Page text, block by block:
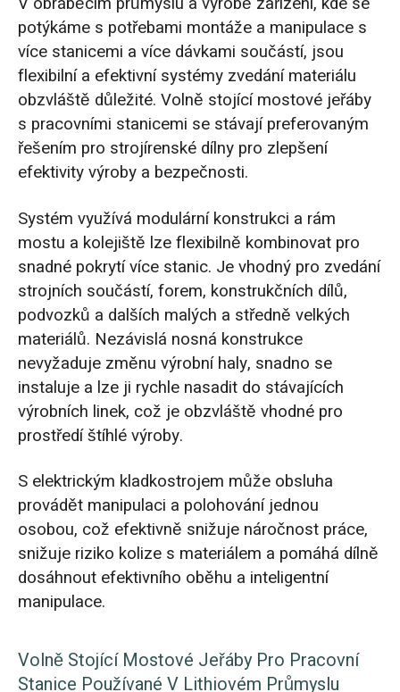
potýkáme s potřebami montáže a manipulace s
více stanicemi a více dávkami součástí, jsou
flexibilní a efektivní systémy zvedání materiálu
obzvláště důležité. Volně stojící mostové jeřáby
s pracovními stanicemi se stávají preferovaným
řešením pro strojírenské dílny pro zlepšení
efektivity výroby a bezpečnosti.
Systém využívá modulární konstrukci a rám
mostu a kolejiště lze flexibilně kombinovat pro
snadné pokrytí více stanic. Je vhodný pro zvedání
strojních součástí, forem, konstrukčních dílů,
podvozků a dalších malých a středně velkých
materiálů. Nezávislá nosná konstrukce
nevyžaduje změnu výrobní haly, snadno se
instaluje a lze ji rychle nasadit do stávajících
výrobních linek, což je obzvláště vhodné pro
prostředí štíhlé výroby.
S elektrickým kladkostrojem může obsluha
provádět manipulaci a polohování jednou
osobou, což efektivně snižuje náročnost práce,
snižuje riziko kolize s materiálem a pomáhá dílně
dosáhnout efektivního oběhu a inteligentní
manipulace.
Volně Stojící Mostové Jeřáby Pro Pracovní
Stanice Používané V Lithiovém Průmyslu